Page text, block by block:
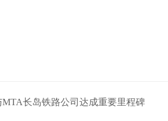
长岛铁路公司达成重要里程碑